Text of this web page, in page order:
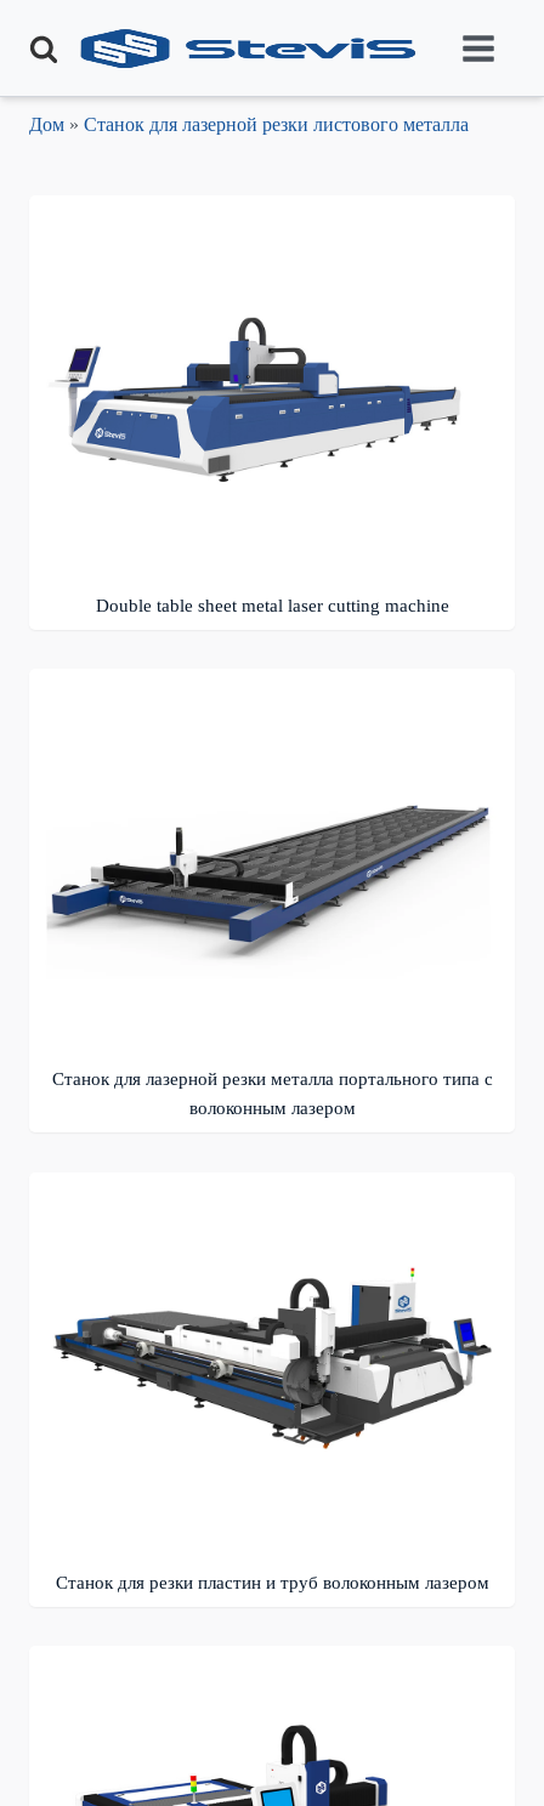
Дом » Станок для лазерной резки листового металла
Double table sheet metal laser cutting machine
Станок для лазерной резки металла портального типа с
волоконным лазером
Станок для резки пластин и труб волоконным лазером